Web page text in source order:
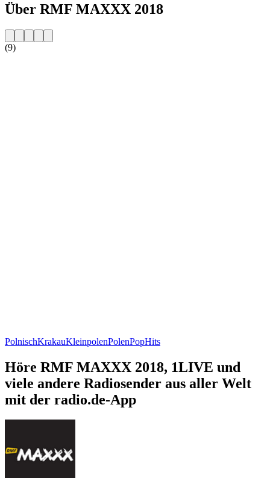
Über RMF MAXXX 2018
(9)
PolnischKrakauKleinpolenPolenPopHits
Höre RMF MAXXX 2018, 1LIVE und
viele andere Radiosender aus aller Welt
mit der radio.de-App